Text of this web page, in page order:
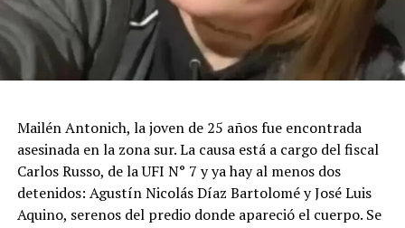
Mailén Antonich, la joven de 25 años fue encontrada
asesinada en la zona sur. La causa está a cargo del fiscal
Carlos Russo, de la UFI N° 7 y ya hay al menos dos
detenidos: Agustín Nicolás Díaz Bartolomé y José Luis
Aquino, serenos del predio donde apareció el cuerpo. Se